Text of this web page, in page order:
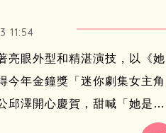
11:54
亮眼外型和精湛演技，以《她
今年金鐘獎「迷你劇集女主角
邱澤開心慶賀，甜喊「她是最
林心如也在臉書上發文，曬出